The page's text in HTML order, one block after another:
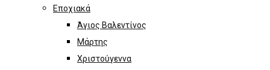
Εποχιακά
Άγιος Βαλεντίνος
Μάρτης
Χριστούγεννα